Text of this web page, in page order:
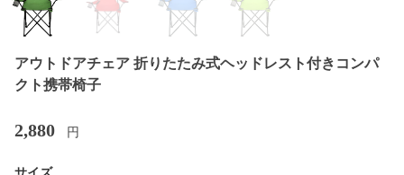
アウトドアチェア 折りたたみ式ヘッドレスト付きコンパ
クト携帯椅子
2,880 円